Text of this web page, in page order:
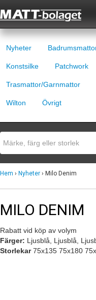
Nyheter
Konstsilke Patchwork
Trasmattor/Garnmattor
Wilton Övrigt
Hem › Nyheter › Milo Denim
MILO DENIM
Rabatt vid köp av volym
Färger: Ljusblå, Ljusblå,
Storlekar75x135 75x180